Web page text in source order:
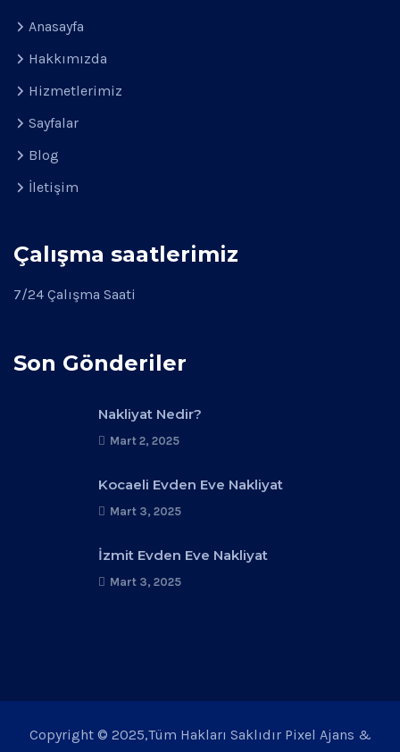
Anasayfa
Hakkımızda
Hizmetlerimiz
Sayfalar
Blog
İletişim
Çalışma saatlerimiz
7/24 Çalışma Saati
Son Gönderiler
Nakliyat Nedir?
Mart 2, 2025
Kocaeli Evden Eve Nakliyat
Mart 3, 2025
İzmit Evden Eve Nakliyat
Mart 3, 2025
Copyright © 2025,Tüm Hakları Saklıdır Pixel Ajans &